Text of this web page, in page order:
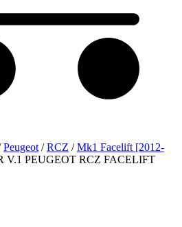
Peugeot /RCZ /Mk1 Facelift [2012-
V.1 PEUGEOT RCZ FACELIFT